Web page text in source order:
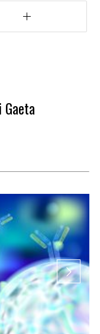
Gaeta